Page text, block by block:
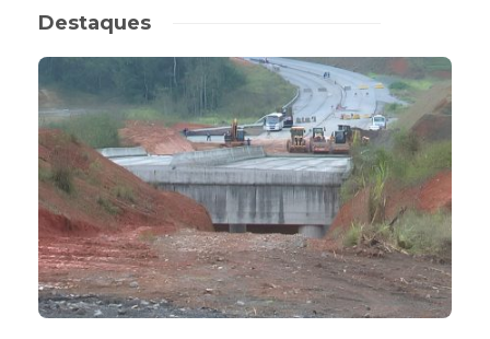
Destaques